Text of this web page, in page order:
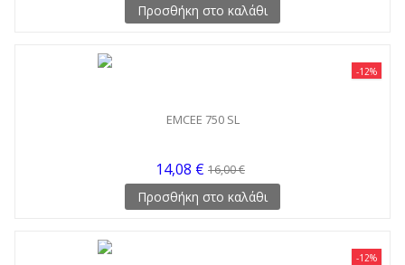
Προσθήκη στο καλάθι
-12%
EMCEE 750 SL
14,08 € 16,00 €
Προσθήκη στο καλάθι
-12%